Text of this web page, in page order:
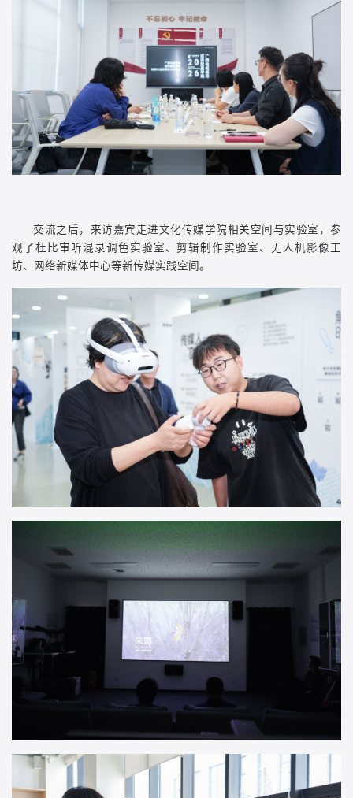
交流之后，来访嘉宾走进文化传媒学院相关空间与实验室，参
观了杜比审听混录调色实验室、剪辑制作实验室、无人机影像工
坊、网络新媒体中心等新传媒实践空间。